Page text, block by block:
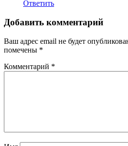
Ответить
Добавить комментарий
Ваш адрес email не будет
помечены *
Комментарий *